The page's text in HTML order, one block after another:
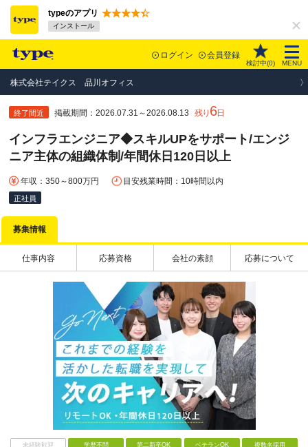
typeのアプリ
インストール
ログイン 会員登録
検討中(0) MENU
株式会社テイクス 品川オフィス
終了間近 掲載期間：2026.07.31～2026.08.13 残り 6日
インフラエンジニア◆スキルUPをサポート/エンジ
ニア主体の組織体制/年間休日120日以上
年収：350～800万円 目安残業時間：10時間以内
正社員
募集情報
仕事内容 応募資格 会社の素顔 応募について
未経験歓迎 学歴不問 第二新卒OK ベテランOK 複数名採用